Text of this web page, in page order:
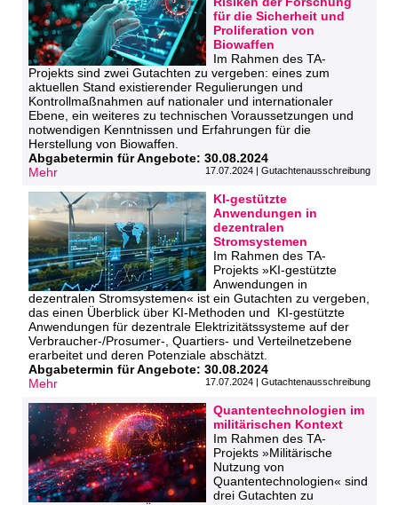
für die Sicherheit und
Proliferation von
Biowaffen
Im Rahmen des TA-
Projekts sind zwei Gutachten zu vergeben: eines zum
aktuellen Stand existierender Regulierungen und
Kontrollmaßnahmen auf nationaler und internationaler
Ebene, ein weiteres zu technischen Voraussetzungen und
notwendigen Kenntnissen und Erfahrungen für die
Herstellung von Biowaffen.
Abgabetermin für Angebote: 30.08.2024
Mehr
17.07.2024 | Gutachtenausschreibung
KI-gestützte
Anwendungen in
dezentralen
Stromsystemen
Im Rahmen des TA-
Projekts »KI-gestützte
Anwendungen in
dezentralen Stromsystemen« ist ein Gutachten zu vergeben,
das einen Überblick über KI-Methoden und KI-gestützte
Anwendungen für dezentrale Elektrizitätssysteme auf der
Verbraucher-/Prosumer-, Quartiers- und Verteilnetzebene
erarbeitet und deren Potenziale abschätzt.
Abgabetermin für Angebote: 30.08.2024
Mehr
17.07.2024 | Gutachtenausschreibung
Quantentechnologien im
militärischen Kontext
Im Rahmen des TA-
Projekts »Militärische
Nutzung von
Quantentechnologien« sind
drei Gutachten zu